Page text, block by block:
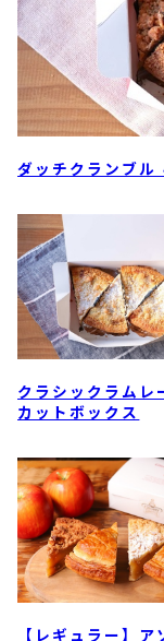
ダッチクランブル
クラシックラムレ
カットボックス
【レギュラー】